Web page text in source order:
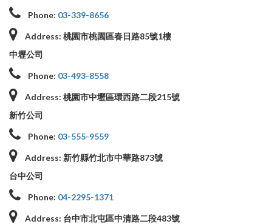
Phone: 03-339-8656
Address: 桃園市桃園區春日路85號1樓
中壢公司
Phone: 03-493-8558
Address: 桃園市中壢區環西路二段215號
新竹公司
Phone: 03-555-9559
Address: 新竹縣竹北市中華路873號
台中公司
Phone: 04-2295-1371
Address: 台中市北屯區中清路二段483號